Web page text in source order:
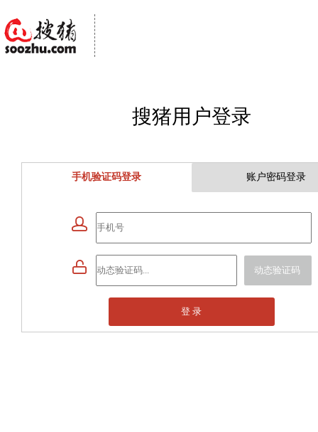
搜猪用户登录
手机验证码登录 账户密码登录

 动态验证码
登 录